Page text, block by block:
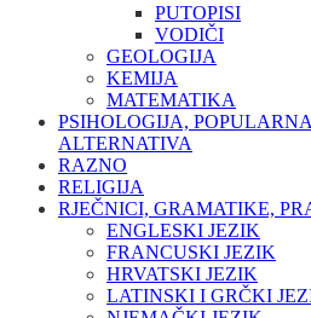
PUTOPISI
VODIČI
GEOLOGIJA
KEMIJA
MATEMATIKA
PSIHOLOGIJA,
ALTERNATIVA
RAZNO
RELIGIJA
RJEČNICI, GRAMATIKE,
ENGLESKI JEZIK
FRANCUSKI JEZIK
HRVATSKI JEZIK
LATINSKI I GRČKI